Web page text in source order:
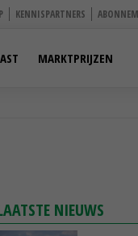
KENNISPARTNERS
MARKTPRIJZEN
NIEUWS